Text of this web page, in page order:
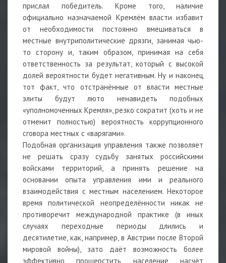
прислал победитель. Кроме того, наличие
официально назначаемой Кремлём власти избавит
от необходимости постоянно вмешиваться в
местные внутриполитические дрязги, занимая чью-
то сторону и, таким образом, принимая на себя
ответственность за результат, который с высокой
долей вероятности будет негативным. Ну и наконец
тот факт, что отстранённые от власти местные
элиты будут люто ненавидеть подобных
«уполномоченных Кремля», резко сократит (хоть и не
отменит полностью) вероятность коррупционного
сговора местных с «варягами».
Подобная организация управления также позволяет
не решать сразу судьбу занятых российскими
войсками территорий, а принять решение на
основании опыта управления ими и реального
взаимодействия с местным населением. Некоторое
время политической неопределённости никак не
противоречит международной практике (в иных
случаях переходные периоды длились и
десятилетие, как, например, в Австрии после Второй
мировой войны), зато даёт возможность более
эффективно прошерстить население насчёт